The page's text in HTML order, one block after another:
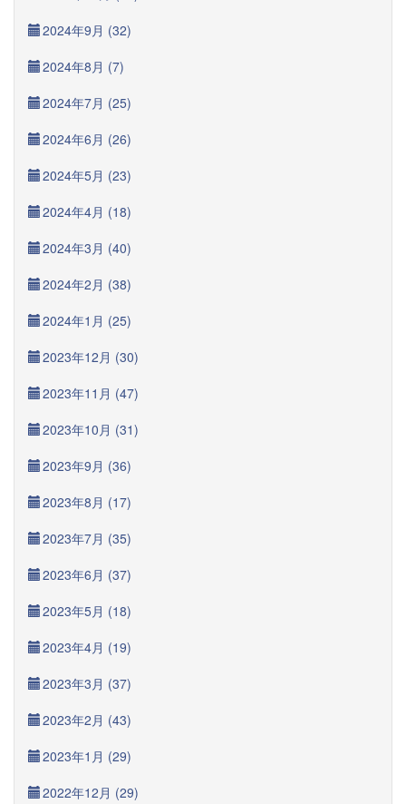
2024年9月 (32)
2024年8月 (7)
2024年7月 (25)
2024年6月 (26)
2024年5月 (23)
2024年4月 (18)
2024年3月 (40)
2024年2月 (38)
2024年1月 (25)
2023年12月 (30)
2023年11月 (47)
2023年10月 (31)
2023年9月 (36)
2023年8月 (17)
2023年7月 (35)
2023年6月 (37)
2023年5月 (18)
2023年4月 (19)
2023年3月 (37)
2023年2月 (43)
2023年1月 (29)
2022年12月 (29)